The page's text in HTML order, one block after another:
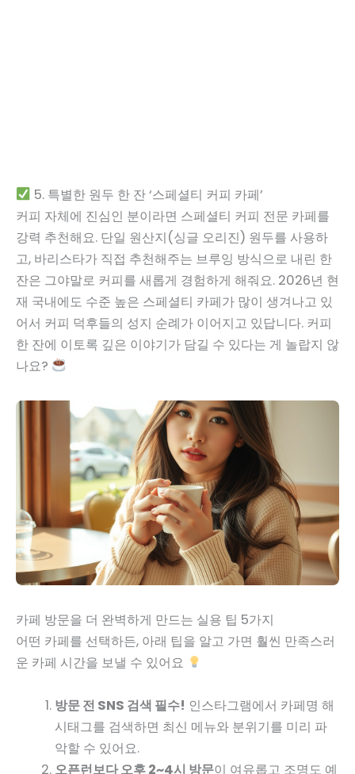
5. 특별한 원두 한 잔 ‘스페셜티 커피 카페’
커피 자체에 진심인 분이라면 스페셜티 커피 전문 카페를
강력 추천해요. 단일 원산지(싱글 오리진) 원두를 사용하
고, 바리스타가 직접 추천해주는 브루잉 방식으로 내린 한
잔은 그야말로 커피를 새롭게 경험하게 해줘요. 2026년 현
재 국내에도 수준 높은 스페셜티 카페가 많이 생겨나고 있
어서 커피 덕후들의 성지 순례가 이어지고 있답니다. 커피
한 잔에 이토록 깊은 이야기가 담길 수 있다는 게 놀랍지 않
나요?
카페 방문을 더 완벽하게 만드는 실용 팁 5가지
어떤 카페를 선택하든, 아래 팁을 알고 가면 훨씬 만족스러
운 카페 시간을 보낼 수 있어요
방문 전 SNS 검색 필수! 인스타그램에서 카페명 해
시태그를 검색하면 최신 메뉴와 분위기를 미리 파
악할 수 있어요.
오픈런보다 오후 2~4시 방문이 여유롭고 조명도 예